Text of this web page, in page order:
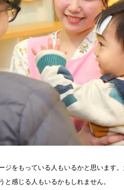
ジをもっている人もいるかと思います
感じる人もいるかもしれません。